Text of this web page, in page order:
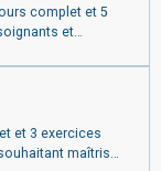
complet et 5
et
et 3 exercices
maîtriser